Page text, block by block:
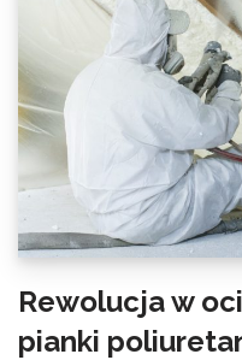
Rewolucja w
pianki